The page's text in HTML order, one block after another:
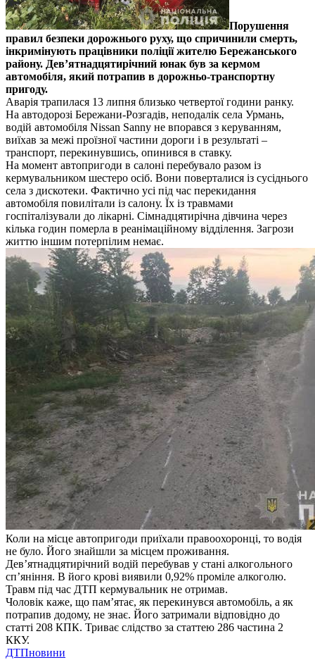
Порушення
правил безпеки дорожнього руху, що спричинили смерть,
інкримінують працівники поліції жителю Бережанського
району. Дев’ятнадцятирічний юнак був за кермом
автомобіля, який потрапив в дорожньо-транспортну
пригоду.
Аварія трапилася 13 липня близько четвертої години ранку.
На автодорозі Бережани-Розгадів, неподалік села Урмань,
водій автомобіля Nissan Sanny не впорався з керуванням,
виїхав за межі проїзної частини дороги і в результаті –
транспорт, перекинувшись, опинився в ставку.
На момент автопригоди в салоні перебувало разом із
кермувальником шестеро осіб. Вони поверталися із сусіднього
села з дискотеки. Фактично усі під час перекидання
автомобіля повилітали із салону. Їх із травмами
госпіталізували до лікарні. Сімнадцятирічна дівчина через
кілька годин померла в реанімаційному відділення. Загрози
життю іншим потерпілим немає.
Коли на місце автопригоди приїхали правоохоронці, то водія
не було. Його знайшли за місцем проживання.
Дев’ятнадцятирічний водій перебував у стані алкогольного
сп’яніння. В його крові виявили 0,92% проміле алкоголю.
Травм під час ДТП кермувальник не отримав.
Чоловік каже, що пам’ятає, як перекинувся автомобіль, а як
потрапив додому, не знає. Його затримали відповідно до
статті 208 КПК. Триває слідство за статтею 286 частина 2
ККУ.
ДТПновини